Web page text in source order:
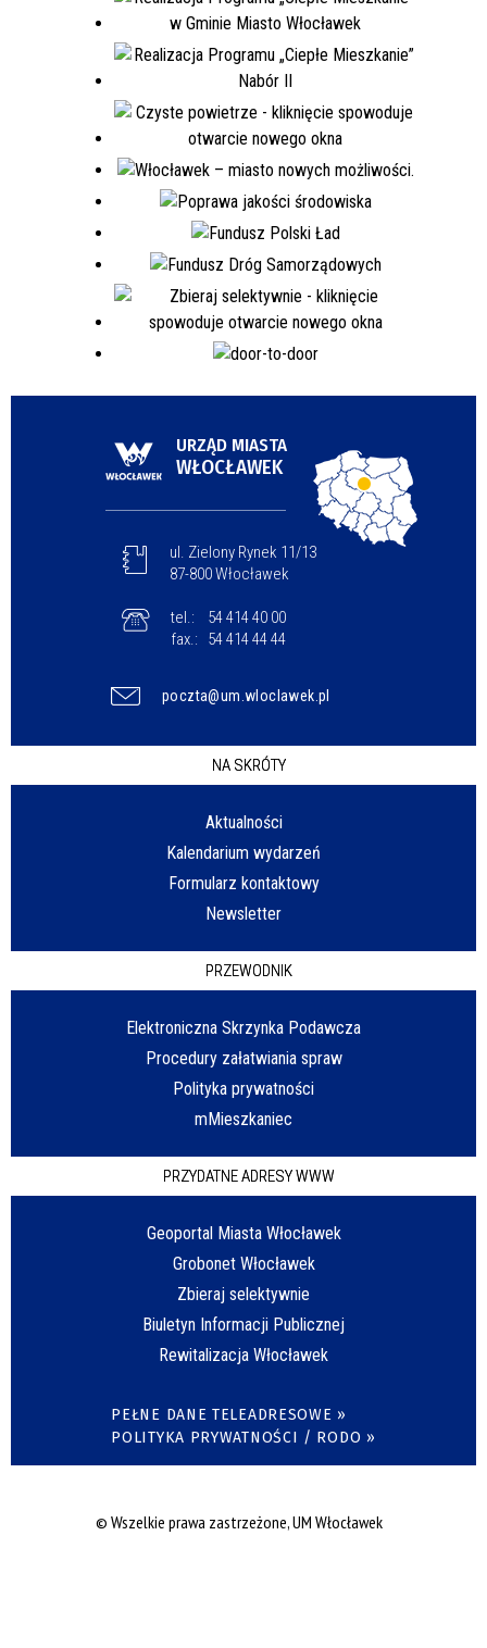
URZĄD MIASTA
WŁOCŁAWEK
ul. Zielony Rynek 11/13
87-800 Włocławek
tel.:
54 414 40 00
fax.:
54 414 44 44
poczta@um.wloclawek.pl
NA SKRÓTY
Aktualności
Kalendarium wydarzeń
Formularz kontaktowy
Newsletter
PRZEWODNIK
Elektroniczna Skrzynka Podawcza
Procedury załatwiania spraw
Polityka prywatności
mMieszkaniec
PRZYDATNE ADRESY WWW
Geoportal Miasta Włocławek
Grobonet Włocławek
Zbieraj selektywnie
Biuletyn Informacji Publicznej
Rewitalizacja Włocławek
PEŁNE DANE TELEADRESOWE »
POLITYKA PRYWATNOŚCI / RODO »
© Wszelkie prawa zastrzeżone, UM Włocławek